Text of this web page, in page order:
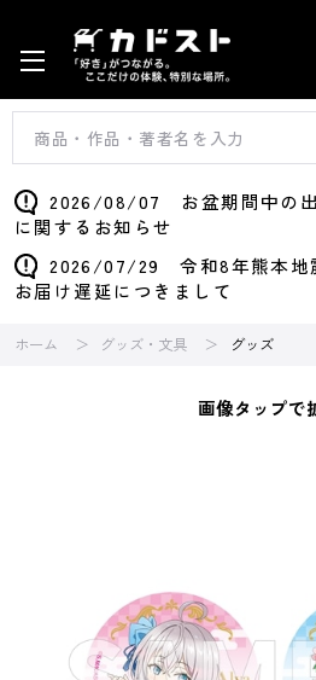
2026/08/07 お盆期間中の出
に関するお知らせ
2026/07/29 令和8年熊本地
お届け遅延につきまして
ホーム グッズ・文具 グッズ
画像タップで